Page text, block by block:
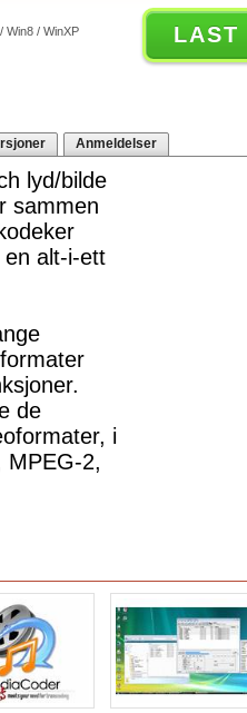
Win8 / WinXP LAST
Anmeldelser
lyd/bilde
sammen
en alt-i-ett
de
i
MPEG-2,